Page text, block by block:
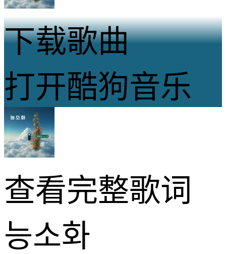
下载歌曲
打开酷狗音乐
查看完整歌词
능소화